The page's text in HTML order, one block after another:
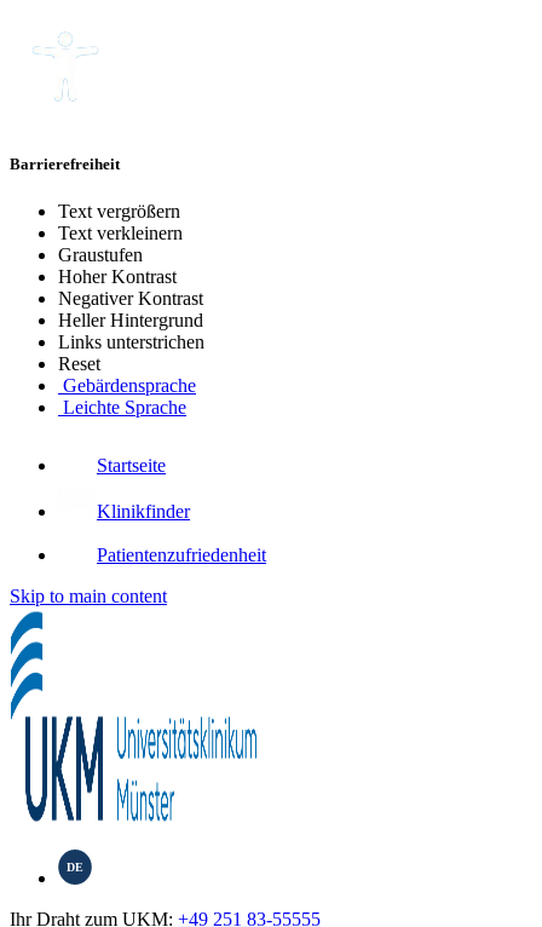
Barrierefreiheit
Text vergrößern
Text verkleinern
Graustufen
Hoher Kontrast
Negativer Kontrast
Heller Hintergrund
Links unterstrichen
Reset
Gebärdensprache
Leichte Sprache
Startseite
Klinikfinder
Patientenzufriedenheit
Skip to main content
DE
Ihr Draht zum UKM: +49 251 83-55555